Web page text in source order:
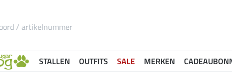
STALLEN OUTFITS SALE MERKEN